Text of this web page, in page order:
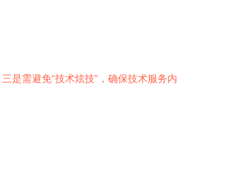
是需避免“技术炫技”，确保技术服务内